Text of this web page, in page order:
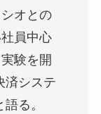
オとの
員中心
験を開
済システ
る。